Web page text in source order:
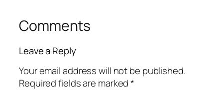
Comments
Leave a Reply
Your email address will not be published.
Required fields are marked*